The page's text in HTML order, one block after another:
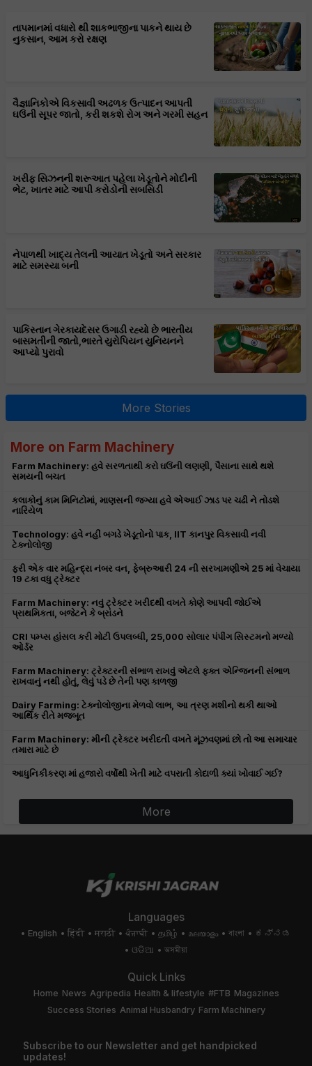
તાપમાનમાં વધારો થી શાકભાજીના પાકને થાય છે
નુકસાન, આમ કરો રક્ષણ
વૈજ્ઞાનિકોએ વિકસાવી અઢળક ઉત્પાદન આપતી
ઘઉંની સૂપર જાતો, કરી શકશે રોગ અને ગરમી સહન
ખરીફ સિઝનની શરૂઆત પહેલા ખેડૂતોને મોદીની
ભેટ, ખાતર માટે આપી કરોડોની સબસિડી
નેપાળથી ખાદ્ય તેલની આયાત ખેડૂતો અને સરકાર
માટે સમસ્યા બની
પાકિસ્તાન ગેરકાયદેસર ઉગાડી રહ્યો છે ભારતીય
બાસમતીની જાતો,ભારતે યુરોપિયન યુનિયનને
આપ્યો પુરાવો
More Stories
More on Farm Machinery
Farm Machinery: હવે સરળતાથી કરો ઘઉંની લણણી, પૈસાના સાથે થશે
સમયની બચત
કલાકોનું કામ મિનિટોમાં, માણસની જગ્યા હવે એઆઈ ઝાડ પર ચઢી ને તોડશે
નારિયેળ
Technology: હવે નહીં બગડે ખેડૂતોનો પાક, IIT કાનપુર વિકસાવી નવી
ટેક્નોલોજી
ફરી એક વાર મહિન્દ્રા નંબર વન, ફેબ્રુઆરી 24 ની સરખામણીએ 25 માં વેચાયા
19 ટકા વધુ ટ્રેક્ટર
Farm Machinery: નવું ટ્રેક્ટર ખરીદથી વખતે કોણે આપવી જોઈએ
પ્રાથમિકતા, બજેટને કે બ્રાંડને
CRI પમ્પ્સ હાંસલ કરી મોટી ઉપલબ્ધી, 25,000 સોલાર પંપીંગ સિસ્ટમનો મળ્યો
ઓર્ડર
Farm Machinery: ટ્રેક્ટરની સંભાળ રાખવું એટલે ફક્ત એન્જિનની સંભાળ
રાખવાનું નથી હોતું, લેવું પડે છે તેની પણ કાળજી
Dairy Farming: ટેક્નોલોજીના મેળવો લાભ, આ ત્રણ મશીનો થકી થાઓ
આર્થિક રીતે મજબૂત
Farm Machinery: મીની ટ્રેક્ટર ખરીદતી વખતે મૂંઝવણમાં છો તો આ સમાચાર
તમારા માટે છે
આધુનિકીકરણ માં હજારો વર્ષોથી ખેતી માટે વપરાતી કોદાળી ક્યાં ખોવાઈ ગઈ?
More
Languages
English हिंदी मराठी ਪੰਜਾਬੀ தமிழ் മലയാളം বাংলা
ಕನ್ನಡ
ଓଡିଆ
অসমীয়া
Quick Links
Home News Agripedia Health & lifestyle #FTB Magazines
Success Stories Animal Husbandry Farm Machinery
Subscribe to our Newsletter and get handpicked
updates!